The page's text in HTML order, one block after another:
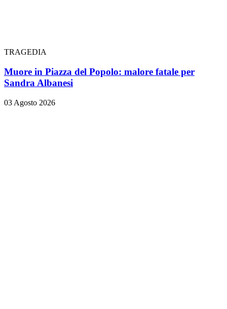
TRAGEDIA
Muore in Piazza del Popolo: malore fatale per
Sandra Albanesi
03 Agosto 2026